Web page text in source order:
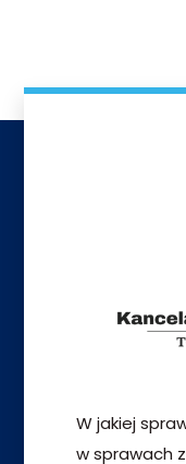
W jakiej
w sprawach